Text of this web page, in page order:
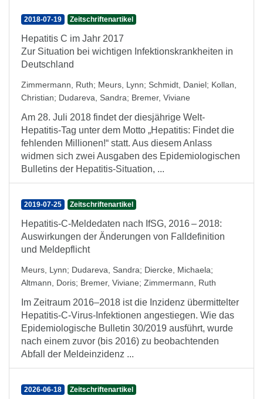
2018-07-19 Zeitschriftenartikel
Hepatitis C im Jahr 2017
Zur Situation bei wichtigen Infektionskrankheiten in
Deutschland
Zimmermann, Ruth; Meurs, Lynn; Schmidt, Daniel; Kollan,
Christian; Dudareva, Sandra; Bremer, Viviane
Am 28. Juli 2018 findet der diesjährige Welt-
Hepatitis-Tag unter dem Motto „Hepatitis: Findet die
fehlenden Millionen!“ statt. Aus diesem Anlass
widmen sich zwei Ausgaben des Epidemiologischen
Bulletins der Hepatitis-Situation, ...
2019-07-25 Zeitschriftenartikel
Hepatitis-C-Meldedaten nach IfSG, 2016 – 2018:
Auswirkungen der Änderungen von Falldefinition
und Meldepflicht
Meurs, Lynn; Dudareva, Sandra; Diercke, Michaela;
Altmann, Doris; Bremer, Viviane; Zimmermann, Ruth
Im Zeitraum 2016–2018 ist die Inzidenz übermittelter
Hepatitis-C-Virus-Infektionen angestiegen. Wie das
Epidemiologische Bulletin 30/2019 ausführt, wurde
nach einem zuvor (bis 2016) zu beobachtenden
Abfall der Meldeinzidenz ...
2026-06-18 Zeitschriftenartikel